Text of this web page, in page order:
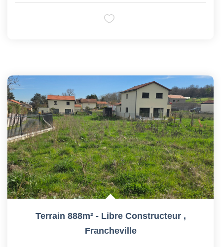
Terrain 888m² - Libre Constructeur ,
Francheville